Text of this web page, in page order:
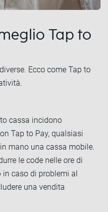
Tap to
Ecco come Tap to
cassa incidono
Tap to Pay, qualsiasi
mano una cassa mobile.
le code nelle ore di
in caso di problemi al
una vendita